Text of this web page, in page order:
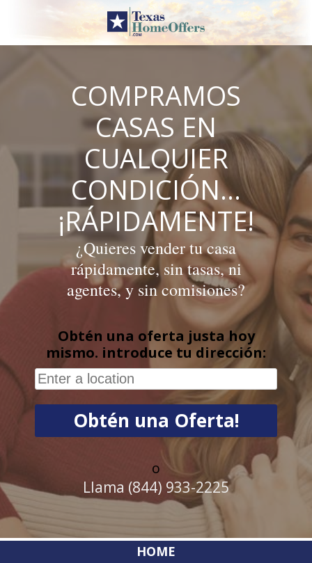
content
COMPRAMOS
CASAS EN
CUALQUIER
CONDICIÓN…
¡RÁPIDAMENTE!
¿Quieres vender tu casa
rápidamente, sin tasas, ni
agentes, y sin comisiones?
Obtén una oferta justa hoy
mismo. introduce tu dirección:
o
Llama (844) 933-2225
HOME